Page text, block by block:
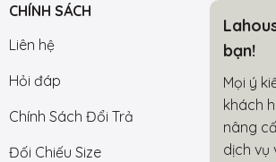
CHÍNH SÁCH
Liên hệ
Hỏi đáp
Chính Sách Đổi Trả
Đối Chiếu Size
bạn!
Mọi ý
khách
nâng
dịch vụ